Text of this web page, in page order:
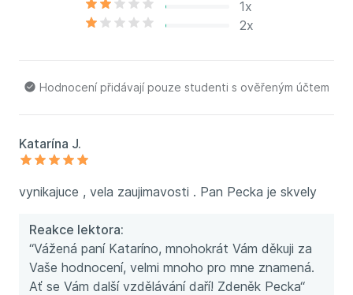
1x
2x
Hodnocení přidávají pouze studenti s ověřeným účtem
Katarína J.
vynikajuce , vela zaujimavosti . Pan Pecka je skvely
Reakce lektora:
“Vážená paní Kataríno, mnohokrát Vám děkuji za
Vaše hodnocení, velmi mnoho pro mne znamená.
Ať se Vám další vzdělávání daří! Zdeněk Pecka“